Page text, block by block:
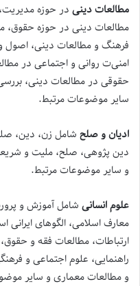
مطالعات دینی در حوزه
مطالعات دینی در حوزه حقوق،
فرهنگ و مطالعات دینی، اصول
امنی‌‌ت روانی‌‌ و اجتماعی‌‌ در
حقوقی در مطالعات دینی،
سایر موضوعات مرتبط.
ادیان و صلح شامل زن، دین،
دین پژوهی، صلح، ملیت و
و سایر موضوعات مرتبط.
علوم انسانی شامل آموزش و
معارف اسلامی، الگوهای
ارتباطات، مطالعات فقه و
راهنمایی، علوم اجتماعی و
و مطالعات معماری و سایر